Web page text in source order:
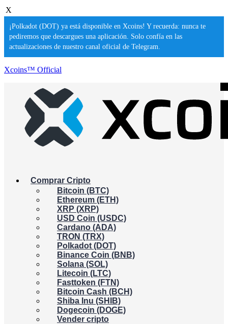
X
¡Polkadot (DOT) ya está disponible en Xcoins! Y recuerda: nunca te
pediremos que descargues una aplicación. Solo confía en las
actualizaciones de nuestro canal oficial de Telegram.
Xcoins™ Official
Comprar Cripto
Bitcoin (BTC)
Ethereum (ETH)
XRP (XRP)
USD Coin (USDC)
Cardano (ADA)
TRON (TRX)
Polkadot (DOT)
Binance Coin (BNB)
Solana (SOL)
Litecoin (LTC)
Fasttoken (FTN)
Bitcoin Cash (BCH)
Shiba Inu (SHIB)
Dogecoin (DOGE)
Vender cripto